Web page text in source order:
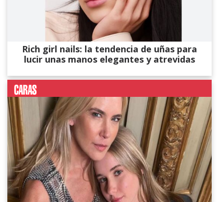
Rich girl nails: la tendencia de uñas para
lucir unas manos elegantes y atrevidas